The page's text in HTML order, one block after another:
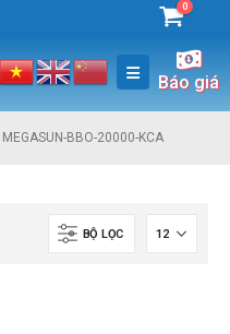
0
Báo giá
MEGASUN-BBO-20000-KCA
BỘ LỌC